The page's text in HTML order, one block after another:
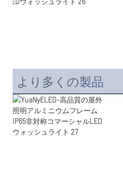
より多くの製品